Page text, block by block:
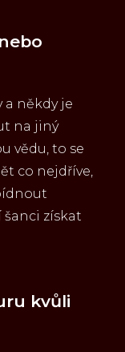
a někdy je
na jiný
vědu, to se
co nejdříve,
získat
kvůli